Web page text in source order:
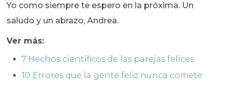
Yo como siempre te espero en la próxima. Un
saludo y un abrazo, Andrea.
Ver más:
7 Hechos científicos de las parejas felices
10 Errores que la gente feliz nunca comete